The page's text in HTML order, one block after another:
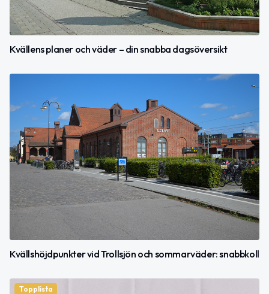
Kvällens planer och väder – din snabba dagsöversikt
Kvällshöjdpunkter vid Trollsjön och sommarväder: snabbkoll
Topplista